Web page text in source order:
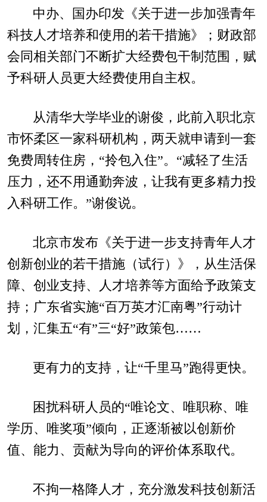
中办、国办印发《关于进一步加强青年
科技人才培养和使用的若干措施》；财政部
会同相关部门不断扩大经费包干制范围，赋
予科研人员更大经费使用自主权。
从清华大学毕业的谢俊，此前入职北京
市怀柔区一家科研机构，两天就申请到一套
免费周转住房，“拎包入住”。“减轻了生活
压力，还不用通勤奔波，让我有更多精力投
入科研工作。”谢俊说。
北京市发布《关于进一步支持青年人才
创新创业的若干措施（试行）》，从生活保
障、创业支持、人才培养等方面给予政策支
持；广东省实施“百万英才汇南粤”行动计
划，汇集五“有”三“好”政策包……
更有力的支持，让“千里马”跑得更快。
困扰科研人员的“唯论文、唯职称、唯
学历、唯奖项”倾向，正逐渐被以创新价
值、能力、贡献为导向的评价体系取代。
不拘一格降人才，充分激发科技创新活